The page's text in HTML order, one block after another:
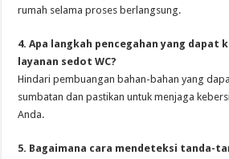
rumah selama proses berlangsung.
4. Apa langkah pencegahan yang dapat
layanan sedot WC?
Hindari pembuangan bahan-bahan yang
sumbatan dan pastikan untuk menjaga
Anda.
5. Bagaimana cara mendeteksi tanda-